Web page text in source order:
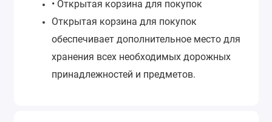
• Открытая корзина для покупок
Открытая корзина для покупок
обеспечивает дополнительное место для
хранения всех необходимых дорожных
принадлежностей и предметов.